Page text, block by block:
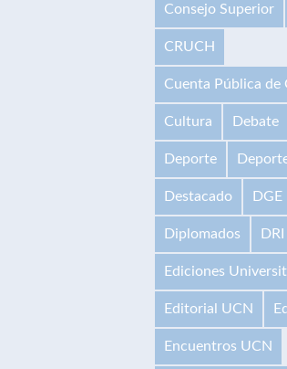
Consejo Superior
CRUCH
Cuenta Pública de
Cultura Debate
Deporte
Destacado DGE
Diplomados DRI
Ediciones
Editorial UCN
Encuentros UCN